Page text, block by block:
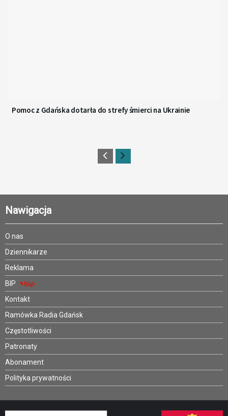
Pomoc z Gdańska dotarła do strefy śmierci na Ukrainie
Nawigacja
O nas
Dziennikarze
Reklama
BIP
Kontakt
Ramówka Radia Gdańsk
Częstotliwości
Patronaty
Abonament
Polityka prywatności